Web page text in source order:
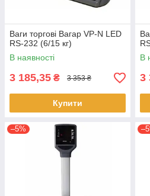
Ваги торгові Вагар VP-N LED
RS-232 (6/15 кг)
В наявності
3 185,35 ₴ 3 353 ₴
Купити
В
3
–5%